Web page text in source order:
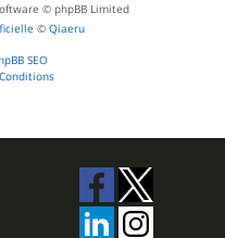
© phpBB Limited
© Qiaeru
SEO
Conditions